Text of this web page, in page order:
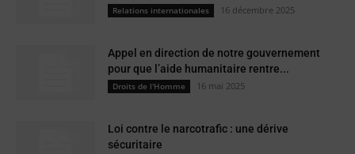
Relations internationales 16 décembre 2025
Appel en direction de notre gouvernement
pour que l’aide humanitaire rentre...
Droits de l'Homme 16 mai 2025
Loi contre le narcotrafic : une dérive
sécuritaire